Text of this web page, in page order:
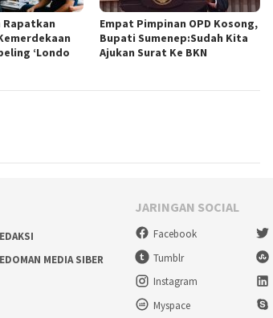
Rapatkan
‘Londo
Empat Pimpinan OPD Kosong,
Bupati Sumenep:Sudah Kita
Ajukan Surat Ke BKN
MEDIA SIBER
JARINGAN SOCIAL
Facebook
Tumblr
Instagram
Myspace